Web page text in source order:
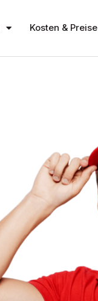
Kosten & Preise